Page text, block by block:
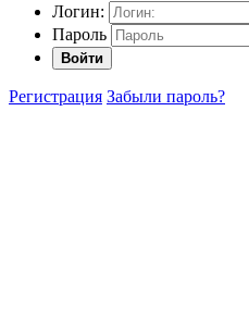
Логин:
Пароль
Войти
Регистрация Забыли пароль?